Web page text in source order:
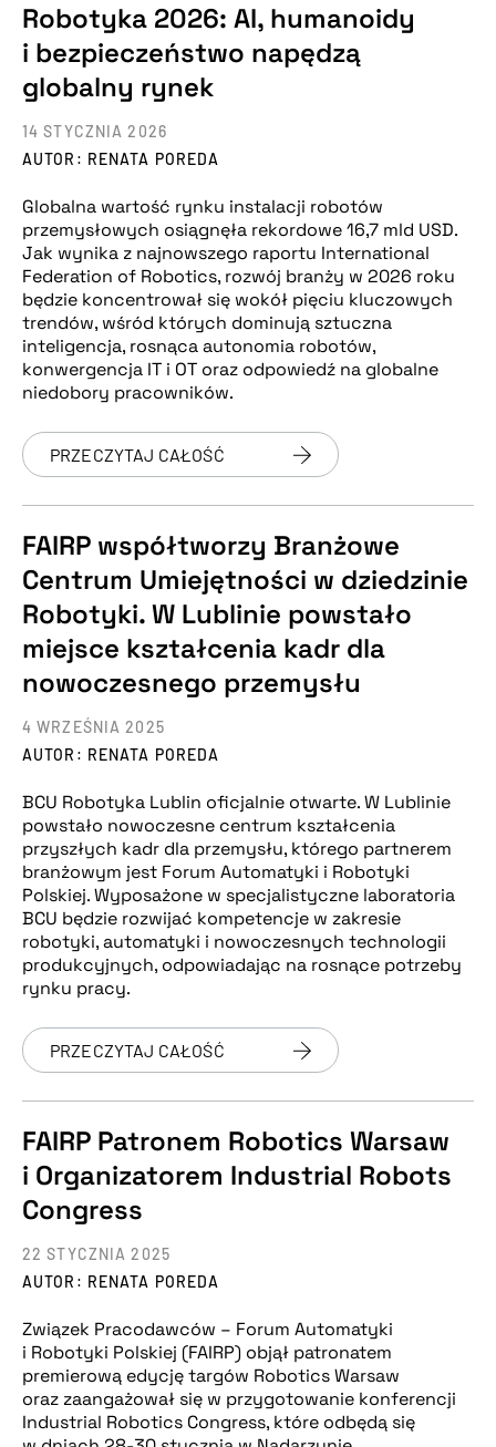
Robotyka 2026: AI, humanoidy
i bezpieczeństwo napędzą
globalny rynek
AUTOR: RENATA POREDA
14 STYCZNIA 2026
Globalna wartość rynku instalacji robotów
przemysłowych osiągnęła rekordowe 16,7 mld USD.
Jak wynika z najnowszego raportu International
Federation of Robotics, rozwój branży w 2026 roku
będzie koncentrował się wokół pięciu kluczowych
trendów, wśród których dominują sztuczna
inteligencja, rosnąca autonomia robotów,
konwergencja IT i OT oraz odpowiedź na globalne
niedobory pracowników.
PRZECZYTAJ CAŁOŚĆ
FAIRP współtworzy Branżowe
Centrum Umiejętności w dziedzinie
Robotyki. W Lublinie powstało
miejsce kształcenia kadr dla
nowoczesnego przemysłu
AUTOR: RENATA POREDA
4 WRZEŚNIA 2025
BCU Robotyka Lublin oficjalnie otwarte. W Lublinie
powstało nowoczesne centrum kształcenia
przyszłych kadr dla przemysłu, którego partnerem
branżowym jest Forum Automatyki i Robotyki
Polskiej. Wyposażone w specjalistyczne laboratoria
BCU będzie rozwijać kompetencje w zakresie
robotyki, automatyki i nowoczesnych technologii
produkcyjnych, odpowiadając na rosnące potrzeby
rynku pracy.
PRZECZYTAJ CAŁOŚĆ
FAIRP Patronem Robotics Warsaw
i Organizatorem Industrial Robots
Congress
AUTOR: RENATA POREDA
22 STYCZNIA 2025
Związek Pracodawców – Forum Automatyki
i Robotyki Polskiej (FAIRP) objął patronatem
premierową edycję targów Robotics Warsaw
oraz zaangażował się w przygotowanie konferencji
Industrial Robotics Congress, które odbędą się